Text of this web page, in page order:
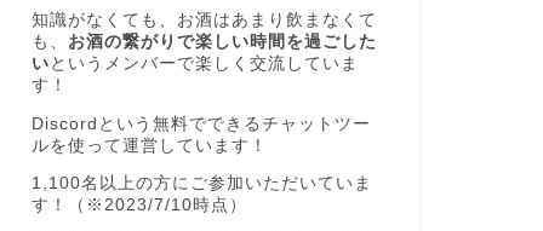
知識がなくても、お酒はあまり飲まなくて
も、 お酒の繋がりで楽しい時間を過ごした
い というメンバーで楽しく交流していま
す！
Discordという無料でできるチャットツー
ルを使って運営しています！
1,100名以上の方にご参加いただいていま
す！（※2023/7/10時点）